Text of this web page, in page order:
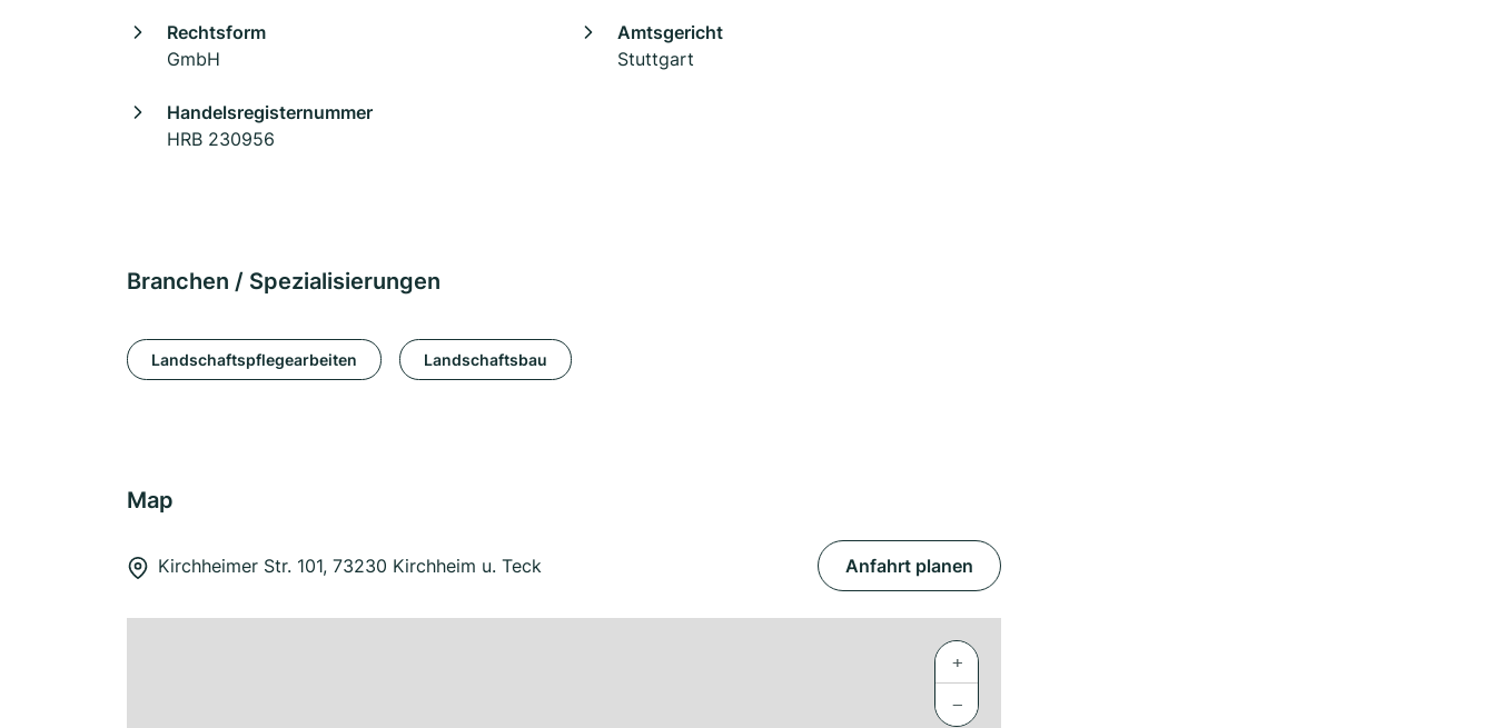
Rechtsform
GmbH
Amtsgericht
Stuttgart
Handelsregisternummer
HRB 230956
Branchen / Spezialisierungen
Landschaftspflegearbeiten Landschaftsbau
Map
Kirchheimer Str. 101, 73230 Kirchheim u. Teck Anfahrt planen
+
−